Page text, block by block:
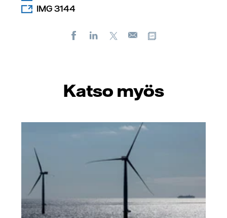
IMG 3144
FacebookLinkedIn
Sähköposti
Katso myös